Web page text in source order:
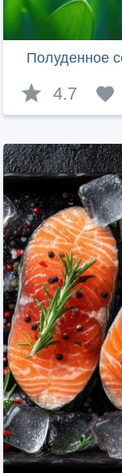
Полуденное
4.7